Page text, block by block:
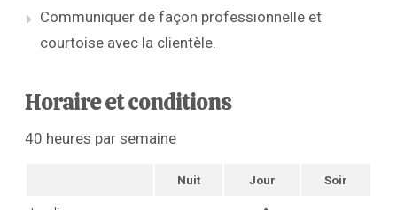
Communiquer de façon professionnelle et
courtoise avec la clientèle.
Horaire et conditions
40 heures par semaine
Nuit Jour Soir